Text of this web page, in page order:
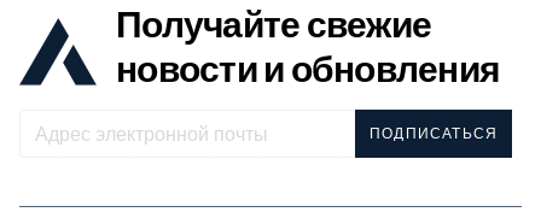
Получайте свежие
новости и обновления
ПОДПИСАТЬСЯ